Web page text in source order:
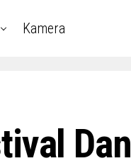
Kamera
Dan